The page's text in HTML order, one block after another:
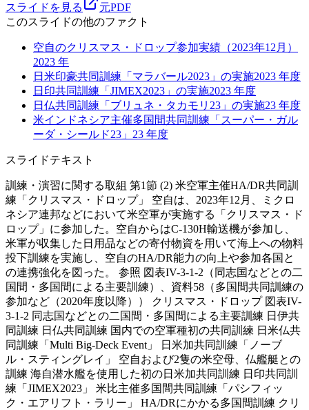
スライドを見る
元PDF
このスライドの他のファクト
空自のクリスマス・ドロップ参加実績（2023年12月）
2023 年
日米印豪共同訓練「マラバール2023」の実施2023 年度
日印共同訓練「JIMEX2023」の実施2023 年度
日仏共同訓練「ブリュネ・タカモリ23」の実施23 年度
米インドネシア主催多国間共同訓練「スーパー・ガル
ーダ・シールド23」 23 年度
スライドテキスト
訓練・演習に関する取組 第1節 (2) 米空軍主催HA/DR共同訓
練「クリスマス・ドロップ」 空自は、2023年12月、ミクロ
ネシア連邦などにおいて米空軍が実施する「クリスマス・ド
ロップ」に参加した。空自からはC-130H輸送機が参加し、
米軍が収集した日用品などの寄付物資を用いて海上への物料
投下訓練を実施し、空自のHA/DR能力の向上や参加各国と
の連携強化を図った。 参照 図表IV-3-1-2（同志国などとの二
国間・多国間による主要訓練）、資料58（多国間共同訓練の
参加など（2020年度以降）） クリスマス・ドロップ 図表IV-
3-1-2 同志国などとの二国間・多国間による主要訓練 日伊共
同訓練 日仏共同訓練 国内での空軍種初の共同訓練 日米仏共
同訓練「Multi Big-Deck Event」 日米加共同訓練「ノーブ
ル・スティングレイ」 空自および2隻の米空母、仏艦艇との
訓練 海自潜水艦を使用した初の日米加共同訓練 日印共同訓
練「JIMEX2023」 米比主催多国間共同訓練「パシフィッ
ク・エアリフト・ラリー」 HA/DRにかかる多国間訓練 クリ